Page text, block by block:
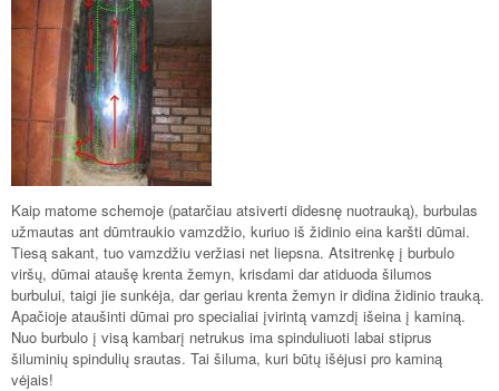
Kaip matome schemoje (patarčiau atsiverti didesnę nuotrauką), burbulas
užmautas ant dūmtraukio vamzdžio, kuriuo iš židinio eina karšti dūmai.
Tiesą sakant, tuo vamzdžiu veržiasi net liepsna. Atsitrenkę į burbulo
viršų, dūmai ataušę krenta žemyn, krisdami dar atiduoda šilumos
burbului, taigi jie sunkėja, dar geriau krenta žemyn ir didina židinio trauką.
Apačioje ataušinti dūmai pro specialiai įvirintą vamzdį išeina į kaminą.
Nuo burbulo į visą kambarį netrukus ima spinduliuoti labai stiprus
šiluminių spindulių srautas. Tai šiluma, kuri būtų išėjusi pro kaminą
vėjais!